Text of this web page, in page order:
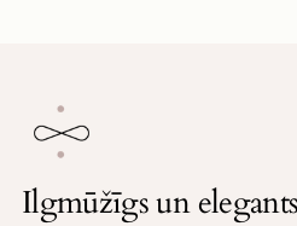
Ilgmūžīgs un